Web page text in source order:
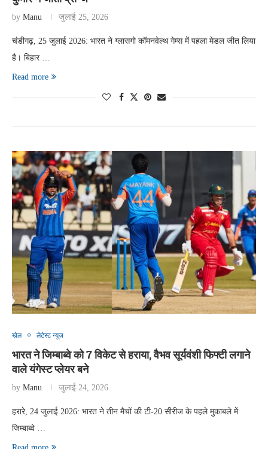
by Manu जुलाई 25, 2026
चंडीगढ़, 25 जुलाई 2026: भारत ने ग्लासगो कॉमनवेल्थ गेम्स में पहला मेडल जीत लिया
है। बिहार …
Read more
खेल लेटेस्ट न्यूज़
भारत ने जिम्बाब्वे को 7 विकेट से हराया, वैभव सूर्यवंशी फिफ्टी लगाने
वाले यंगेस्ट प्लेयर बने
by Manu जुलाई 24, 2026
हरारे, 24 जुलाई 2026: भारत ने तीन मैचों की टी-20 सीरीज के पहले मुकाबले में
जिम्बाब्वे …